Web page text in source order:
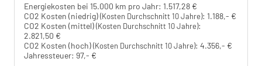
Energiekosten bei 15.000 km pro Jahr: 1.517,28 €
CO2 Kosten (niedrig)(Kosten Durchschnitt 10 Jahre): 1.188,- €
CO2 Kosten (mittel)(Kosten Durchschnitt 10 Jahre):
2.821,50 €
CO2 Kosten (hoch)(Kosten Durchschnitt 10 Jahre): 4.356,- €
Jahressteuer: 97,- €